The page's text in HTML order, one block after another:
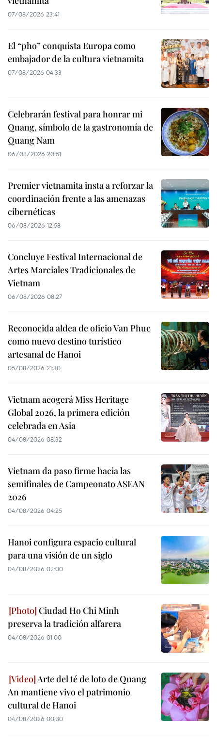
07/08/2026 23:41
El “pho” conquista Europa como
embajador de la cultura vietnamita
07/08/2026 04:33
Celebrarán festival para honrar mi
Quang, símbolo de la gastronomía de
Quang Nam
06/08/2026 20:51
Premier vietnamita insta a reforzar la
coordinación frente a las amenazas
cibernéticas
06/08/2026 12:58
Concluye Festival Internacional de
Artes Marciales Tradicionales de
Vietnam
06/08/2026 08:27
Reconocida aldea de oficio Van Phuc
como nuevo destino turístico
artesanal de Hanoi
05/08/2026 21:30
Vietnam acogerá Miss Heritage
Global 2026, la primera edición
celebrada en Asia
04/08/2026 08:32
Vietnam da paso firme hacia las
semifinales de Campeonato ASEAN
2026
04/08/2026 04:25
Hanoi configura espacio cultural
para una visión de un siglo
04/08/2026 02:00
Ciudad Ho Chi Minh
preserva la tradición alfarera
04/08/2026 01:00
Arte del té de loto de Quang
An mantiene vivo el patrimonio
cultural de Hanoi
04/08/2026 00:30